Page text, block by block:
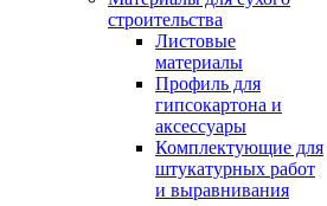
строительства
Листовые
материалы
Профиль для
гипсокартона и
аксессуары
Комплектующие для
штукатурных работ
и выравнивания